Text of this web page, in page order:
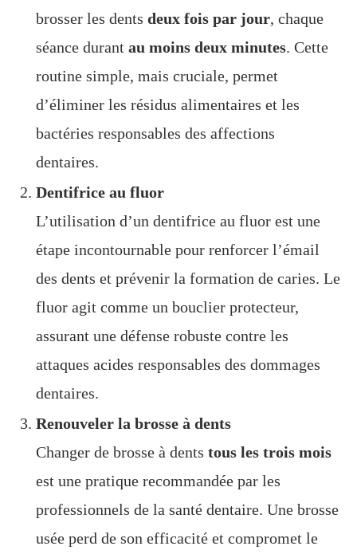
brosser les dents deux fois par jour, chaque
séance durant au moins deux minutes. Cette
routine simple, mais cruciale, permet
d’éliminer les résidus alimentaires et les
bactéries responsables des affections
dentaires.
Dentifrice au fluor
L’utilisation d’un dentifrice au fluor est une
étape incontournable pour renforcer l’émail
des dents et prévenir la formation de caries. Le
fluor agit comme un bouclier protecteur,
assurant une défense robuste contre les
attaques acides responsables des dommages
dentaires.
Renouveler la brosse à dents
Changer de brosse à dents tous les trois mois
est une pratique recommandée par les
professionnels de la santé dentaire. Une brosse
usée perd de son efficacité et compromet le